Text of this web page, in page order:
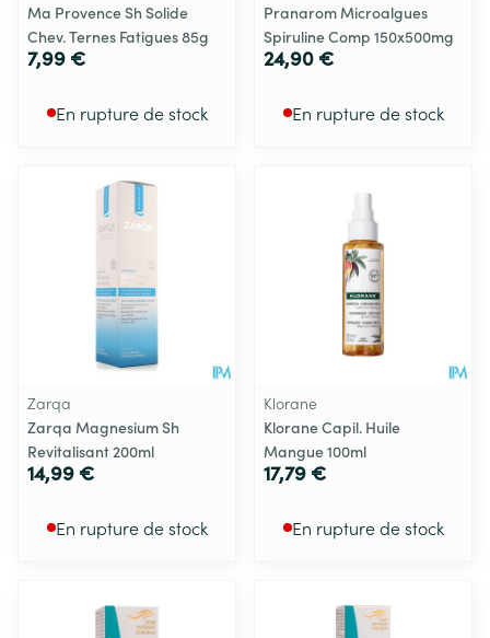
Ma Provence Sh Solide
Chev. Ternes Fatigues 85g
7,99 €
En rupture de stock
Pranarom Microalgues
Spiruline Comp 150x500mg
24,90 €
En rupture de stock
Zarqa
Zarqa Magnesium Sh
Revitalisant 200ml
14,99 €
En rupture de stock
Klorane
Klorane Capil. Huile
Mangue 100ml
17,79 €
En rupture de stock